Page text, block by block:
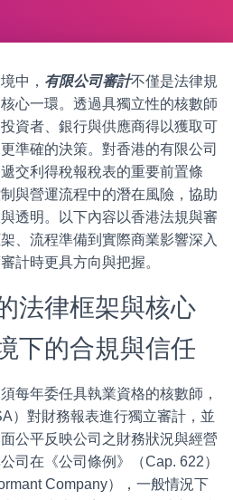
N
中， 有限公司審計不僅是法律規
心一環。透過具獨立性的核數師
資者、銀行與供應商得以獲取可
準確的決策。對香港的有限公司
交利得稅報稅表的重要前置條
與營運流程中的潛在風險，協助
透明。以下內容以香港法規與審
、流程準備到實際商業影響深入
計時更具方向與把握。
法律框架與核心
下的合規與信任
每年委任具執業資格的核數師，
）對財務報表進行獨立審計，並
公平反映公司之財務狀況與經營
司在《公司條例》（Cap. 622）
Company），一般情況下